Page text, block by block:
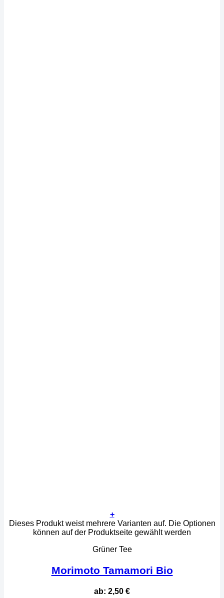
+
Dieses Produkt weist mehrere Varianten auf. Die Optionen
können auf der Produktseite gewählt werden
Grüner Tee
Morimoto Tamamori Bio
ab: 2,50 €